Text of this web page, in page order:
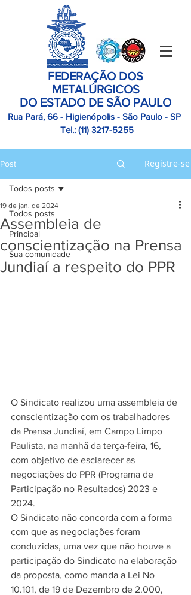
FEDERAÇÃO DOS
METALÚRGICOS
DO ESTADO DE SÃO PAULO
Rua Pará, 66 - Higienópolis - São Paulo - SP
Tel.: (11) 3217-5255
Post Registre-se
Todos posts
Principal
Sua comunidade
Todos posts
Assembleia de
conscientização na Prensa
Jundiaí a respeito do PPR
19 de jan. de 2024
O Sindicato realizou uma assembleia de
conscientização com os trabalhadores
da Prensa Jundiaí, em Campo Limpo
Paulista, na manhã da terça-feira, 16,
com objetivo de esclarecer as
negociações do PPR (Programa de
Participação no Resultados) 2023 e
2024.
O Sindicato não concorda com a forma
com que as negociações foram
conduzidas, uma vez que não houve a
participação do Sindicato na elaboração
da proposta, como manda a Lei No
10.101, de 19 de Dezembro de 2.000,